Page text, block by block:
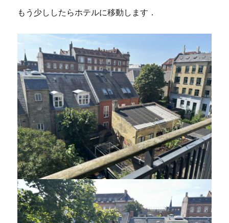
もう少ししたらホテルに移動します．